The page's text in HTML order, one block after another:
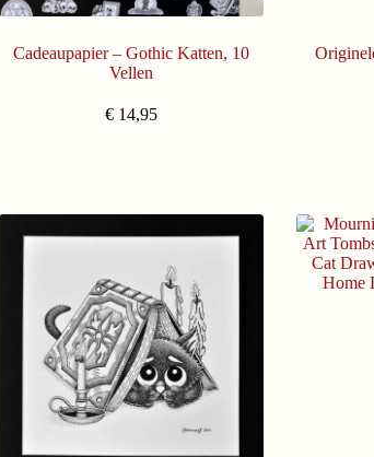
Cadeaupapier – Gothic Katten, 10
Vellen
€14,95